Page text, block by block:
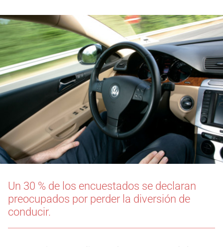
Un 30 % de los encuestados se declaran
preocupados por perder la diversión de
conducir.